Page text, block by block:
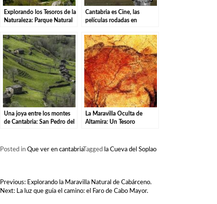
Explorando los Tesoros de la
Naturaleza: Parque Natural
Tudanca.
Cantabria es Cine, las
películas rodadas en
Una joya entre los montes
de Cantabria: San Pedro del
La Maravilla Oculta de
Altamira: Un Tesoro
Posted in Que ver en cantabriaTagged la Cueva del Soplao
NAVEGACIÓN
DE
Previous: Explorando la Maravilla Natural de Cabárceno.
Next: La luz que guía el camino: el Faro de Cabo Mayor.